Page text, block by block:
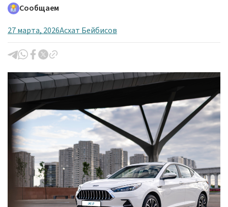
Сообщаем
27 марта, 2026Асхат Бейбисов